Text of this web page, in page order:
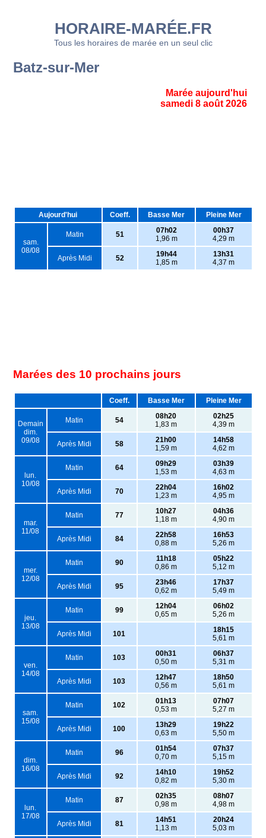
HORAIRE-MARÉE.FR
Tous les horaires de marée en un seul clic
Batz-sur-Mer
Marée aujourd'hui
samedi 8 août 2026
Aujourd'hui Coeff. Basse Mer Pleine Mer
sam.
08/08
Matin 51
07h02
1,96 m
00h37
4,29 m
Après Midi 52
19h44
1,85 m
13h31
4,37 m
Marées des 10 prochains jours
Coeff. Basse Mer Pleine Mer
Demain
dim.
09/08
Matin 54
08h20
1,83 m
02h25
4,39 m
Après Midi 58
21h00
1,59 m
14h58
4,62 m
lun.
10/08
Matin 64
09h29
1,53 m
03h39
4,63 m
Après Midi 70
22h04
1,23 m
16h02
4,95 m
mar.
11/08
Matin 77
10h27
1,18 m
04h36
4,90 m
Après Midi 84
22h58
0,88 m
16h53
5,26 m
mer.
12/08
Matin 90
11h18
0,86 m
05h22
5,12 m
Après Midi 95
23h46
0,62 m
17h37
5,49 m
jeu.
13/08
Matin 99
12h04
0,65 m
06h02
5,26 m
Après Midi 101
18h15
5,61 m
ven.
14/08
Matin 103
00h31
0,50 m
06h37
5,31 m
Après Midi 103
12h47
0,56 m
18h50
5,61 m
sam.
15/08
Matin 102
01h13
0,53 m
07h07
5,27 m
Après Midi 100
13h29
0,63 m
19h22
5,50 m
dim.
16/08
Matin 96
01h54
0,70 m
07h37
5,15 m
Après Midi 92
14h10
0,82 m
19h52
5,30 m
lun.
17/08
Matin 87
02h35
0,98 m
08h07
4,98 m
Après Midi 81
14h51
1,13 m
20h24
5,03 m